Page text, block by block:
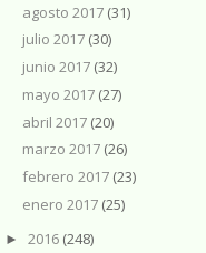
agosto 2017 (31)
julio 2017 (30)
junio 2017 (32)
mayo 2017 (27)
abril 2017 (20)
marzo 2017 (26)
febrero 2017 (23)
enero 2017 (25)
► 2016 (248)